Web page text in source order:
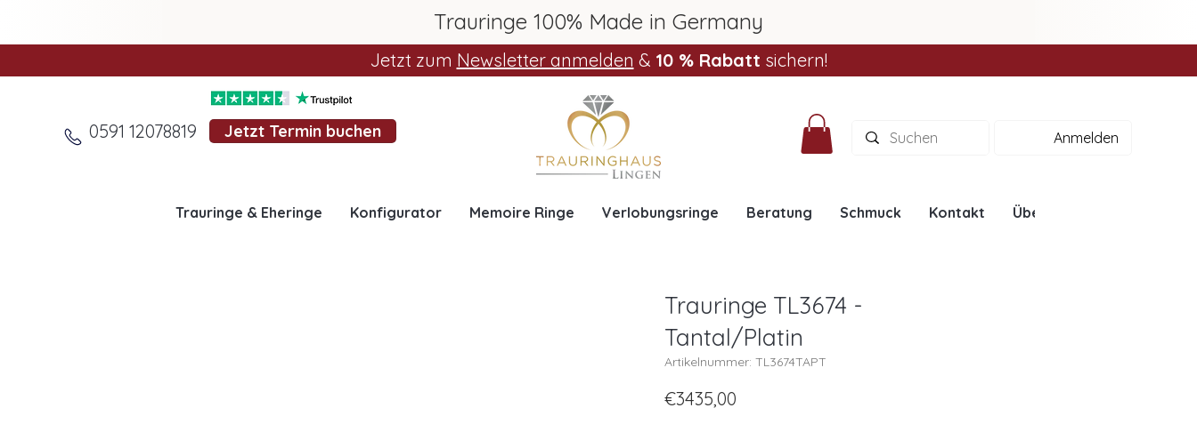
Trauringe 100% Made in Germany
Jetzt zum Newsletter anmelden & 10 % Rabatt sichern!
0591 12078819 Jetzt Termin buchen Anmelden
Trauringe & Eheringe Konfigurator Memoire Ringe Verlobungsringe Beratung Schmuck Kontakt Über uns
Trauringe TL3674 -
Tantal/Platin
Artikelnummer: TL3674TAPT
€3435,00